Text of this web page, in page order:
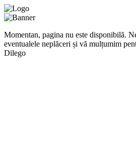
Momentan, pagina nu este disponibilă.
eventualele neplăceri și vă mulțumim
Dilego